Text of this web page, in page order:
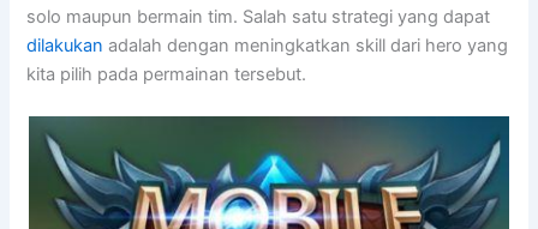
solo maupun bermain tim. Salah satu strategi yang dapat
dilakukan adalah dengan meningkatkan skill dari hero yang
kita pilih pada permainan tersebut.